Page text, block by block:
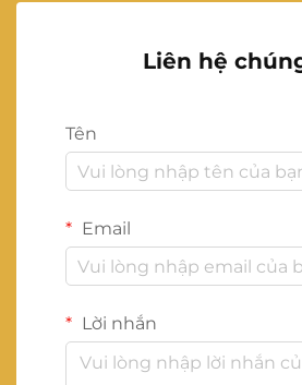
Liên hệ
Tên
Email
Lời nhắn